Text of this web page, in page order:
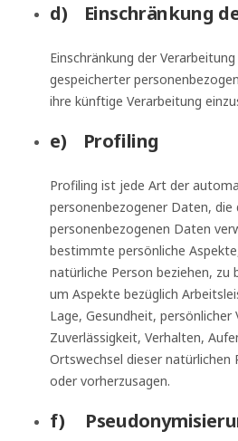
d) Einschränkung
Einschränkung der
gespeicherter
ihre künftige Verarbeitung
e) Profiling
Profiling ist jede Art der
personenbezogener Daten,
personenbezogenen Daten
bestimmte persönliche
natürliche Person beziehen, zu
um Aspekte bezüglich
Lage, Gesundheit, persönlicher
Zuverlässigkeit, Verhalten,
Ortswechsel dieser natürlichen
oder vorherzusagen.
f)